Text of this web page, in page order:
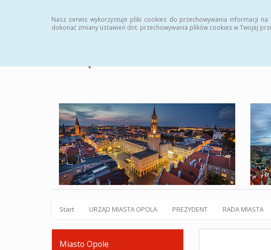
Nasz serwis wykorzystuje pliki cookies do przechowywania informacji
dokonać zmiany ustawień dot. przechowywania plików cookies w Twojej
Start URZĄD MIASTA OPOLA PREZYDENT RADA MIASTA
Miasto Opole